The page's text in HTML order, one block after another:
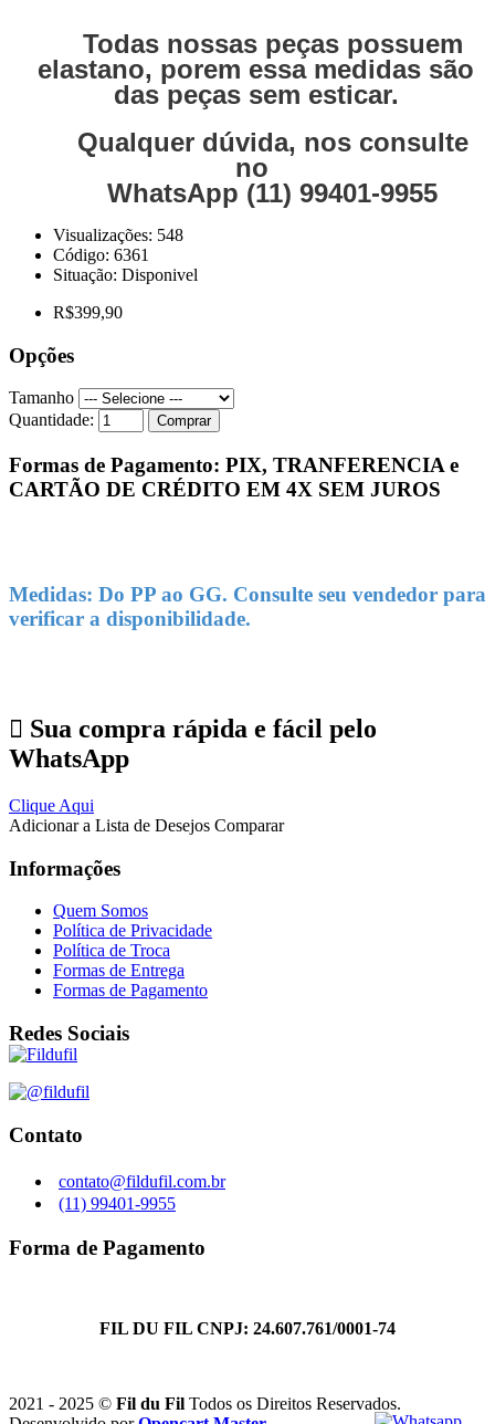
Todas nossas peças possuem
elastano, porem essa medidas são
das peças sem esticar.
Qualquer dúvida, nos consulte
no
WhatsApp (11) 99401-9955
Visualizações: 548
Código: 6361
Situação: Disponivel
R$399,90
Opções
Tamanho
Quantidade:
Comprar
Formas de Pagamento: PIX, TRANFERENCIA e
CARTÃO DE CRÉDITO EM 4X SEM JUROS
Medidas: Do PP ao GG. Consulte seu vendedor para
verificar a disponibilidade.
Sua compra rápida e fácil pelo
WhatsApp
Clique Aqui
Adicionar a Lista de Desejos Comparar
Informações
Quem Somos
Política de Privacidade
Política de Troca
Formas de Entrega
Formas de Pagamento
Redes Sociais
Contato
contato@fildufil.com.br
(11) 99401-9955
Forma de Pagamento
FIL DU FIL CNPJ: 24.607.761/0001-74
2021 - 2025 © Fil du Fil Todos os Direitos Reservados.